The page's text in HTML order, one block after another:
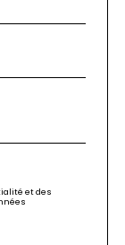
et des